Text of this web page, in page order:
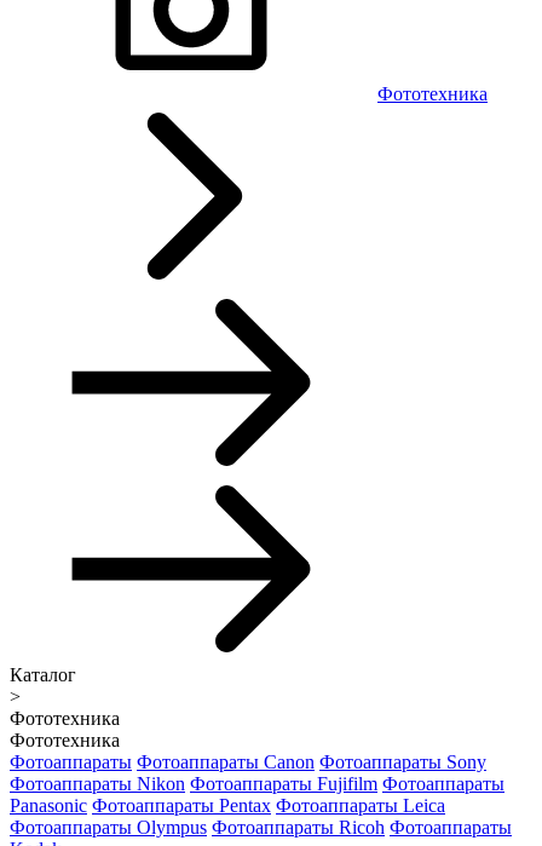
Фототехника
Каталог
>
Фототехника
Фототехника
Фотоаппараты Фотоаппараты Canon Фотоаппараты Sony
Фотоаппараты Nikon Фотоаппараты Fujifilm Фотоаппараты
Panasonic Фотоаппараты Pentax Фотоаппараты Leica
Фотоаппараты Olympus Фотоаппараты Ricoh Фотоаппараты